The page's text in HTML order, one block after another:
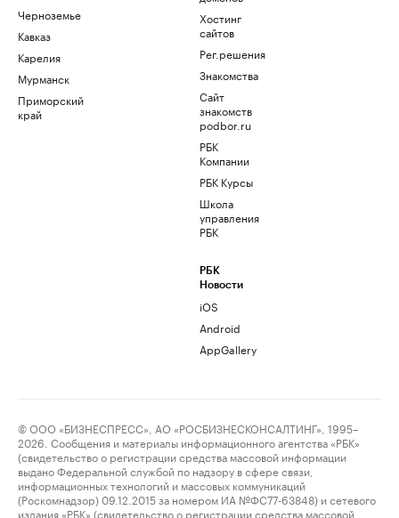
Черноземье
Кавказ
Карелия
Мурманск
Приморский
край
Хостинг
сайтов
Рег.решения
Знакомства
Сайт
знакомств
podbor.ru
РБК
Компании
РБК Курсы
Школа
управления
РБК
РБК
Новости
iOS
Android
AppGallery
© ООО «БИЗНЕСПРЕСС», АО «РОСБИЗНЕСКОНСАЛТИНГ», 1995–
2026. Сообщения и материалы информационного агентства «РБК»
(свидетельство о регистрации средства массовой информации
выдано Федеральной службой по надзору в сфере связи,
информационных технологий и массовых коммуникаций
(Роскомнадзор) 09.12.2015 за номером ИА №ФС77-63848) и сетевого
издания «РБК» (свидетельство о регистрации средства массовой